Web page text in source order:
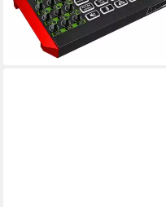
159,99 € 199,99 €
-20%
lieferbar - in 4-5 Werktagen bei dir